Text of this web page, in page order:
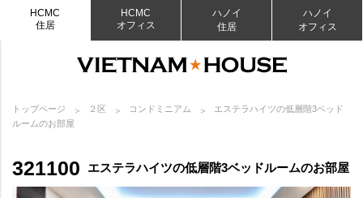
HCMC
住居
HCMC
オフィス
ハノイ
住居
ハノイ
オフィス
トップページ ２区 コンドミニアム
エステラハイツの低層階3ベッド
ルームのお部屋
321100 エステラハイツの低層階3ベッドルームのお部屋